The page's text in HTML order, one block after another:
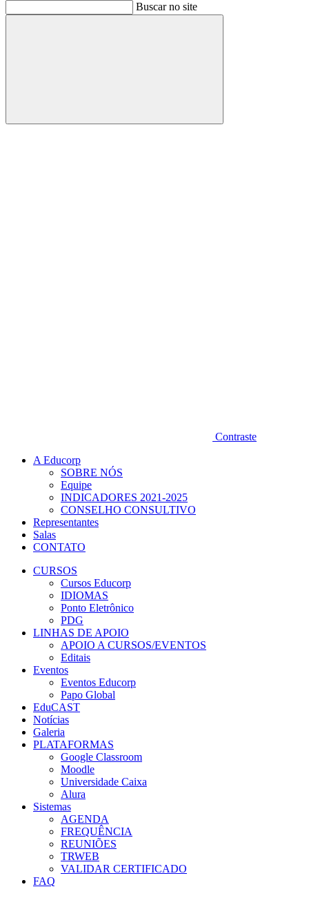
BuscarBuscar no site
Buscar
Contraste
A Educorp
SOBRE NÓS
Equipe
INDICADORES 2021-2025
CONSELHO CONSULTIVO
Representantes
Salas
CONTATO
CURSOS
Cursos Educorp
IDIOMAS
Ponto Eletrônico
PDG
LINHAS DE APOIO
APOIO A CURSOS/EVENTOS
Editais
Eventos
Eventos Educorp
Papo Global
EduCAST
Notícias
Galeria
PLATAFORMAS
Google Classroom
Moodle
Universidade Caixa
Alura
Sistemas
AGENDA
FREQUÊNCIA
REUNIÕES
TRWEB
VALIDAR CERTIFICADO
FAQ